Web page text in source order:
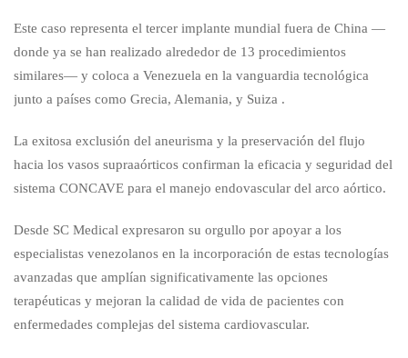
Este caso representa el tercer implante mundial fuera de China —
donde ya se han realizado alrededor de 13 procedimientos
similares— y coloca a Venezuela en la vanguardia tecnológica
junto a países como Grecia, Alemania, y Suiza .
La exitosa exclusión del aneurisma y la preservación del flujo
hacia los vasos supraaórticos confirman la eficacia y seguridad del
sistema CONCAVE para el manejo endovascular del arco aórtico.
Desde SC Medical expresaron su orgullo por apoyar a los
especialistas venezolanos en la incorporación de estas tecnologías
avanzadas que amplían significativamente las opciones
terapéuticas y mejoran la calidad de vida de pacientes con
enfermedades complejas del sistema cardiovascular.